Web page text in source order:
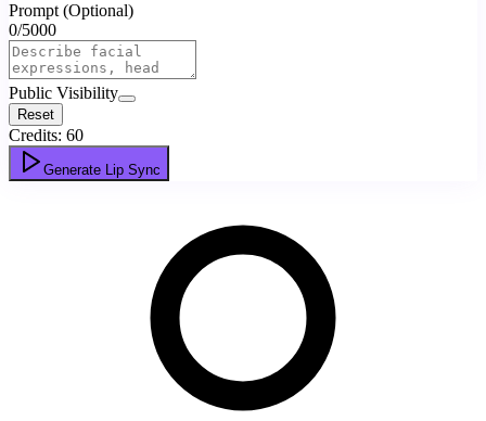
Prompt (Optional)
0/5000
Public Visibility
Reset
Credits: 60
Generate Lip Sync